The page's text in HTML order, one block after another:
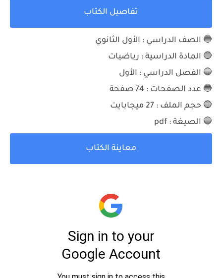
تفاصيل الكتاب
🔵 الصف الدراسي : الأول الثانوي
🔵 المادة الدراسية : رياضيات
🔵 الفصل الدراسي : الأول
🔵 عدد الصفحات : 74 صفحة
🔵 حجم الملف : 27 ميجابايت
🔵 الصيغة : pdf
معاينة الكتاب